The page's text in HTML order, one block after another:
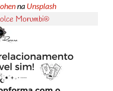
na Unsplash
Morumbi®